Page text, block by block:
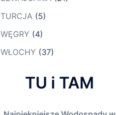
TURCJA(5)
WĘGRY (4)
WŁOCHY (37)
TU i TAM